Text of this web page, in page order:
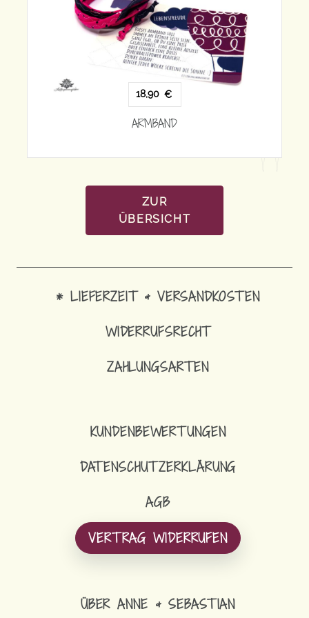
18,90€
ZUR
ÜBERSICHT
* LIEFERZEIT & VERSANDKOSTEN
WIDERRUFSRECHT
ZAHLUNGSARTEN
KUNDENBEWERTUNGEN
DATENSCHUTZERKLÄRUNG
AGB
VERTRAG WIDERRUFEN
ÜBER ANNE & SEBASTIAN